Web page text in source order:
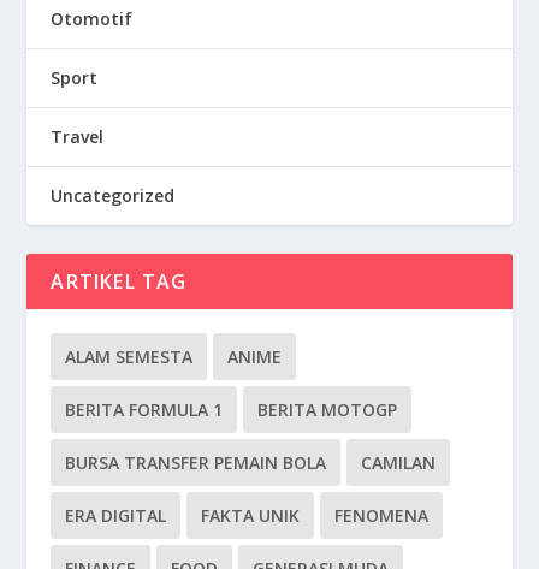
Otomotif
Sport
Travel
Uncategorized
ARTIKEL TAG
ALAM SEMESTA ANIME
BERITA FORMULA 1 BERITA MOTOGP
BURSA TRANSFER PEMAIN BOLA CAMILAN
ERA DIGITAL FAKTA UNIK FENOMENA